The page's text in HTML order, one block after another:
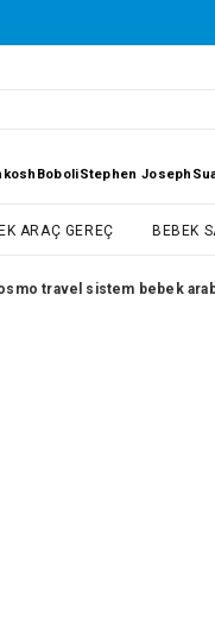
BoboliStephen Joseph
ARAÇ GEREÇ BEBEK
travel sistem bebek